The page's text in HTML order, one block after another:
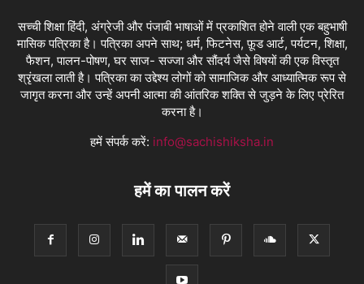
सच्ची शिक्षा हिंदी, अंग्रेजी और पंजाबी भाषाओं में प्रकाशित होने वाली एक बहुभाषी
मासिक पत्रिका है। पत्रिका अपने साथ; धर्म, फिटनेस, फ़ूड आर्ट, पर्यटन, शिक्षा,
फैशन, पालन-पोषण, घर साज- सज्जा और सौंदर्य जैसे विषयों की एक विस्तृत
श्रृंखला लाती है। पत्रिका का उद्देश्य लोगों को सामाजिक और आध्यात्मिक रूप से
जागृत करना और उन्हें अपनी आत्मा की आंतरिक शक्ति से जुड़ने के लिए प्रेरित
करना है।
हमें संपर्क करें: info@sachishiksha.in
हमें का पालन करें